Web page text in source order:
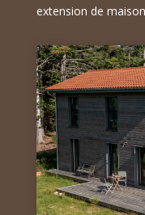
extension de